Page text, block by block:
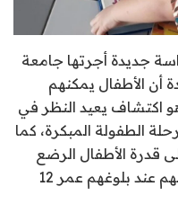
جديدة أجرتها جامعة
أن الأطفال يمكنهم
اكتشاف يعيد النظر في
الطفولة المبكرة، كما
قدرة الأطفال الرضع
على تذكر تفاصيل وأحداث حدثت لهم عند بلوغهم عمر 12